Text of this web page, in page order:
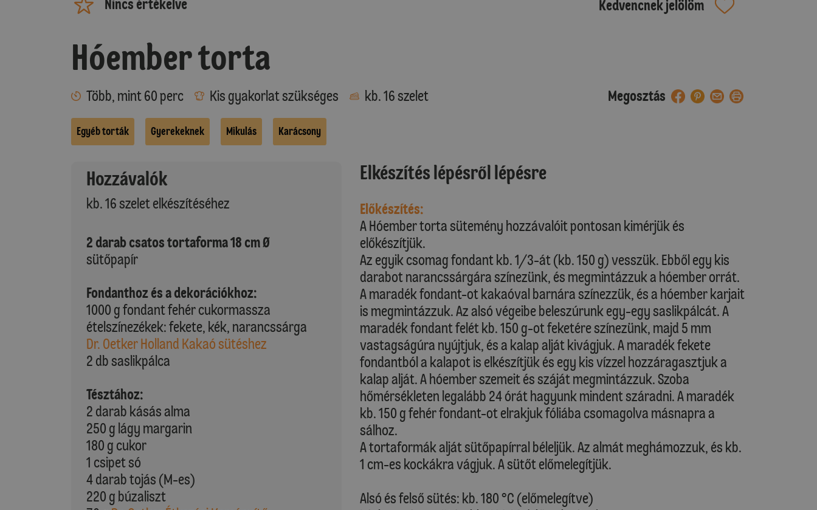
Nincs értékelve Kedvencnek jelölöm
Hóember torta
Több, mint 60 perc Kis gyakorlat szükséges kb. 16 szelet Megosztás
Egyéb torták Gyerekeknek Mikulás Karácsony
Hozzávalók
kb. 16 szelet elkészítéséhez
2 darab csatos tortaforma 18 cm Ø
sütőpapír
Fondanthoz és a dekorációkhoz:
1000 g fondant fehér cukormassza
ételszínezékek: fekete, kék, narancssárga
Dr. Oetker Holland Kakaó sütéshez
2 db saslikpálca
Tésztához:
2 darab kásás alma
250 g lágy margarin
180 g cukor
1 csipet só
4 darab tojás (M-es)
220 g búzaliszt
Elkészítés lépésről lépésre
Előkészítés:
A Hóember torta sütemény hozzávalóit pontosan kimérjük és
előkészítjük.
Az egyik csomag fondant kb. 1/3-át (kb. 150 g) vesszük. Ebből egy kis
darabot narancssárgára színezünk, és megmintázzuk a hóember orrát.
A maradék fondant-ot kakaóval barnára színezzük, és a hóember karjait
is megmintázzuk. Az alsó végeibe beleszúrunk egy-egy saslikpálcát. A
maradék fondant felét kb. 150 g-ot feketére színezünk, majd 5 mm
vastagságúra nyújtjuk, és a kalap alját kivágjuk. A maradék fekete
fondantból a kalapot is elkészítjük és egy kis vízzel hozzáragasztjuk a
kalap alját. A hóember szemeit és száját megmintázzuk. Szoba
hőmérsékleten legalább 24 órát hagyunk mindent száradni. A maradék
kb. 150 g fehér fondant-ot elrakjuk fóliába csomagolva másnapra a
sálhoz.
A tortaformák alját sütőpapírral béleljük. Az almát meghámozzuk, és kb.
1 cm-es kockákra vágjuk. A sütőt előmelegítjük.
Alsó és felső sütés: kb. 180 °C (előmelegítve)